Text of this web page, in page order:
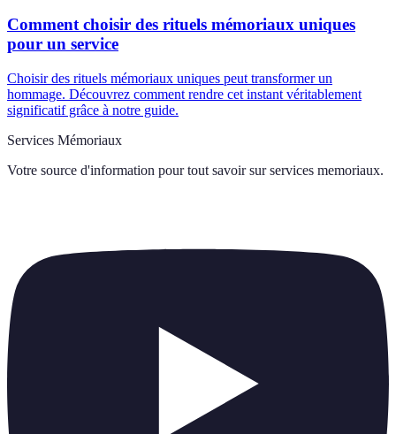
Comment choisir des rituels mémoriaux uniques
pour un service
Choisir des rituels mémoriaux uniques peut transformer un
hommage. Découvrez comment rendre cet instant véritablement
significatif grâce à notre guide.
Services Mémoriaux
Votre source d'information pour tout savoir sur services memoriaux.